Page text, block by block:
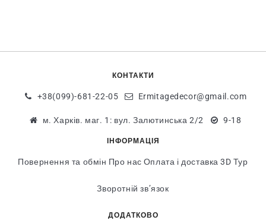
КОНТАКТИ
+38(099)-681-22-05 Ermitagedecor@gmail.com
м. Харків. маг. 1: вул. Залютинська 2/2 9-18
ІНФОРМАЦІЯ
Повернення та обмін Про нас Оплата і доставка 3D Тур
Зворотній зв’язок
ДОДАТКОВО